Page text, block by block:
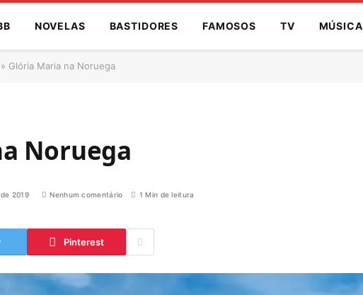
NOVELAS BASTIDORES FAMOSOS TV MÚSICA
» Glória Maria na Noruega
Noruega
2019 Nenhum comentário 1 Min de leitura
Pinterest